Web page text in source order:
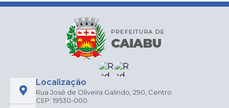
Localização
Rua José de Oliveira Galindo, 290, Centro
CEP: 19530-000